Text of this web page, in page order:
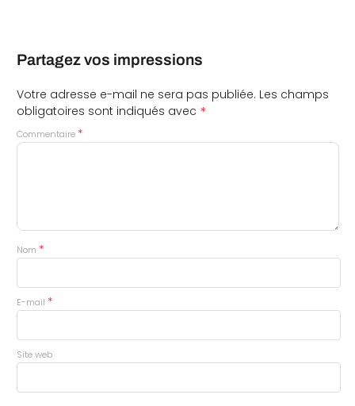
Partagez vos impressions
Votre adresse e-mail ne sera pas publiée. Les champs
obligatoires sont indiqués avec *
Commentaire *
Nom *
E-mail *
Site web